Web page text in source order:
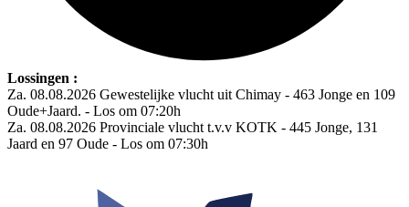
Lossingen :
Za. 08.08.2026 Gewestelijke vlucht uit Chimay - 463 Jonge en 109
Oude+Jaard. - Los om 07:20h
Za. 08.08.2026 Provinciale vlucht t.v.v KOTK - 445 Jonge, 131
Jaard en 97 Oude - Los om 07:30h